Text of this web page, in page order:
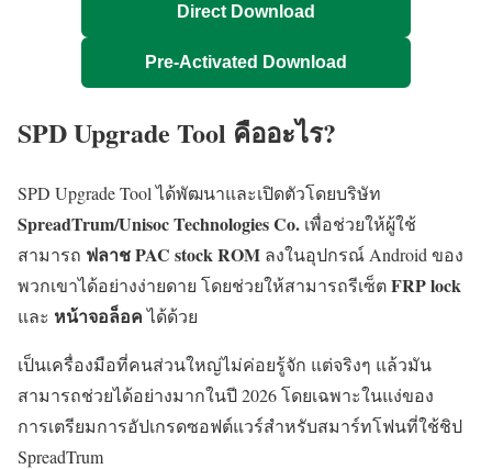
Direct Download
Pre-Activated Download
SPD Upgrade Tool คืออะไร?
SPD Upgrade Tool ได้พัฒนาและเปิดตัวโดยบริษัท
SpreadTrum/Unisoc Technologies Co. เพื่อช่วยให้ผู้ใช้
สามารถ ฟลาช PAC stock ROM ลงในอุปกรณ์ Android ของ
พวกเขาได้อย่างง่ายดาย โดยช่วยให้สามารถรีเซ็ตFRP lock
และ หน้าจอล็อคได้ด้วย
เป็นเครื่องมือที่คนส่วนใหญ่ไม่ค่อยรู้จัก แต่จริงๆ แล้วมัน
สามารถช่วยได้อย่างมากในปี 2026 โดยเฉพาะในแง่ของ
การเตรียมการอัปเกรดซอฟต์แวร์สำหรับสมาร์ทโฟนที่ใช้ชิป
SpreadTrum